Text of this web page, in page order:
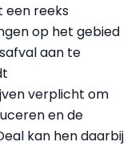
een reeks
op het gebied
aan te
verplicht om
en de
kan hen daarbij